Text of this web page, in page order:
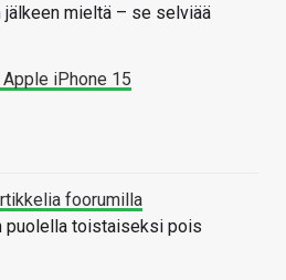
mieltä – se selviää
iPhone 15
foorumilla
puolella toistaiseksi pois